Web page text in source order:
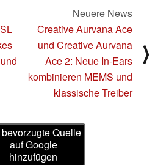
Neuere News
Creative Aurvana Ace
und Creative Aurvana
Ace 2: Neue In-Ears
kombinieren MEMS und
klassische Treiber
⟩
Quelle
auf Google
hinzufügen